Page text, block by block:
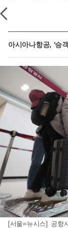
아시아나항공, '승
[서울=뉴시스] 공항